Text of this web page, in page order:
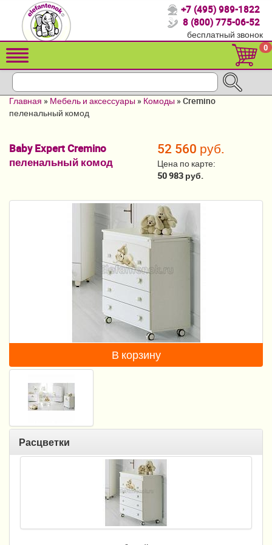
Спасибо, что выбрали нас!
Распродажа!
Детские коляски
Кроватки для новорожденных
Детский транспорт
Мебель и аксессуары
Постельные принадлежности
Манежи
Безопасность ребенка
Ходунки и прыгунки
Игры и развитие
Принадлежности для выписки
+7 (495) 989-1822
8 (800) 775-06-52
бесплатный звонок
0
Главная » Мебель и аксессуары » Комоды »Cremino
пеленальный комод
Baby Expert Cremino
пеленальный комод
52 560 руб.
Цена по карте:
50 983 руб.
В корзину
Расцветки